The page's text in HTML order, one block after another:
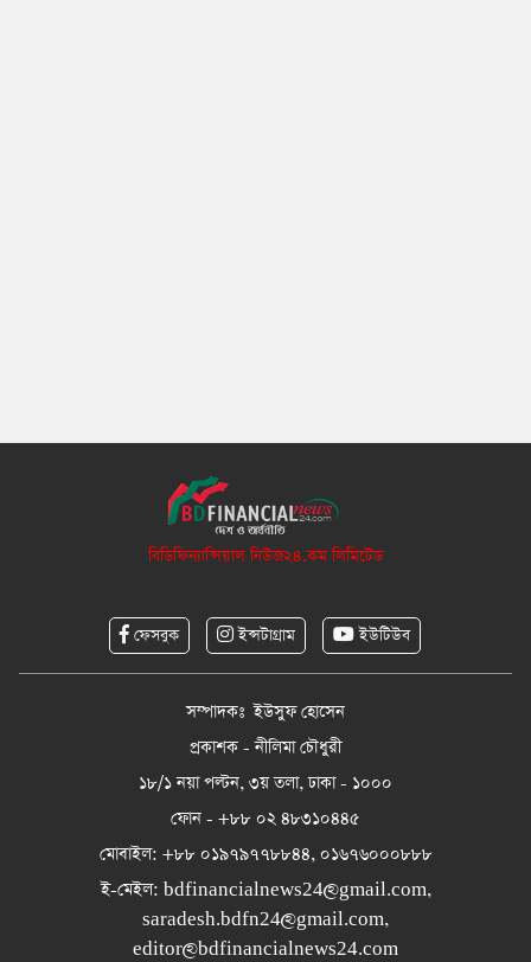
বিডিফিন্যান্সিয়াল নিউজ২৪.কম লিমিটেড
ফেসবুক ইন্সটাগ্রাম ইউটিউব
সম্পাদকঃ ইউসুফ হোসেন
প্রকাশক - নীলিমা চৌধুরী
১৮/১ নয়া পল্টন, ৩য় তলা, ঢাকা - ১০০০
ফোন - +৮৮ ০২ ৪৮৩১০৪৪৫
মোবাইল: +৮৮ ০১৯৭৯৭৭৮৮৪৪, ০১৬৭৬০০০৮৮৮
ই-মেইল: bdfinancialnews24@gmail.com,
saradesh.bdfn24@gmail.com,
editor@bdfinancialnews24.com